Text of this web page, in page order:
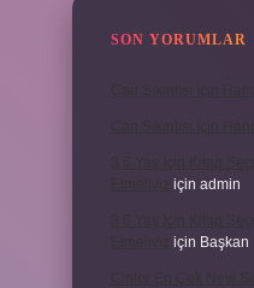
SON YORUMLAR
için admin
için Başkan